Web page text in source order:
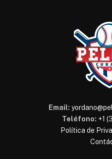
Email:
Teléfono: +1
Política de